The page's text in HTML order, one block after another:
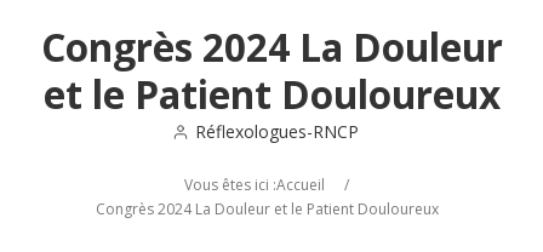
Congrès 2024 La Douleur
et le Patient Douloureux
Réflexologues-RNCP
Vous êtes ici :Accueil
/
Congrès 2024 La Douleur et le Patient Douloureux